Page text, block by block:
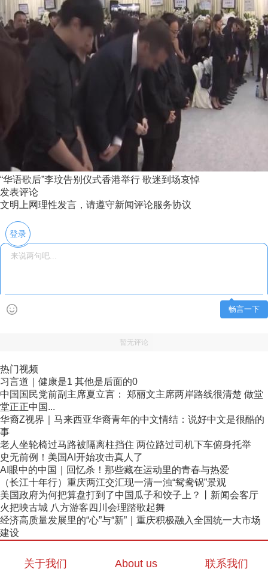
“华语歌后”李玟告别仪式香港举行 歌迷到场哀悼
发表评论
文明上网理性发言，请遵守新闻评论服务协议
登录
畅言一下
暂无评论
热门视频
习言道｜健康是1 其他是后面的0
中国国民党前副主席夏立言： 郑丽文主席两岸路线很清楚 做堂
堂正正中国...
华裔Z视界｜马来西亚华裔青年的中文情结：说好中文是很酷的
事
老人坐轮椅过马路被隔离柱挡住 两位路过司机下车俯身托举
史无前例！美国AI开始攻击真人了
AI眼中的中国｜回忆杀！那些藏在运动里的青春与热爱
（长江十年行）重庆两江交汇现一清一浊“鸳鸯锅”景观
美国政府为何把算盘打到了中国瓜子和饺子上？丨新闻会客厅
火把映古城 八方游客四川会理踏歌起舞
经济高质量发展里的“心”与“新”｜重庆积极融入全国统一大市场
建设
关于我们 About us 联系我们